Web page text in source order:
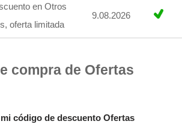
en Otros
oferta limitada
9.08.2026
compra de Ofertas
código de descuento Ofertas